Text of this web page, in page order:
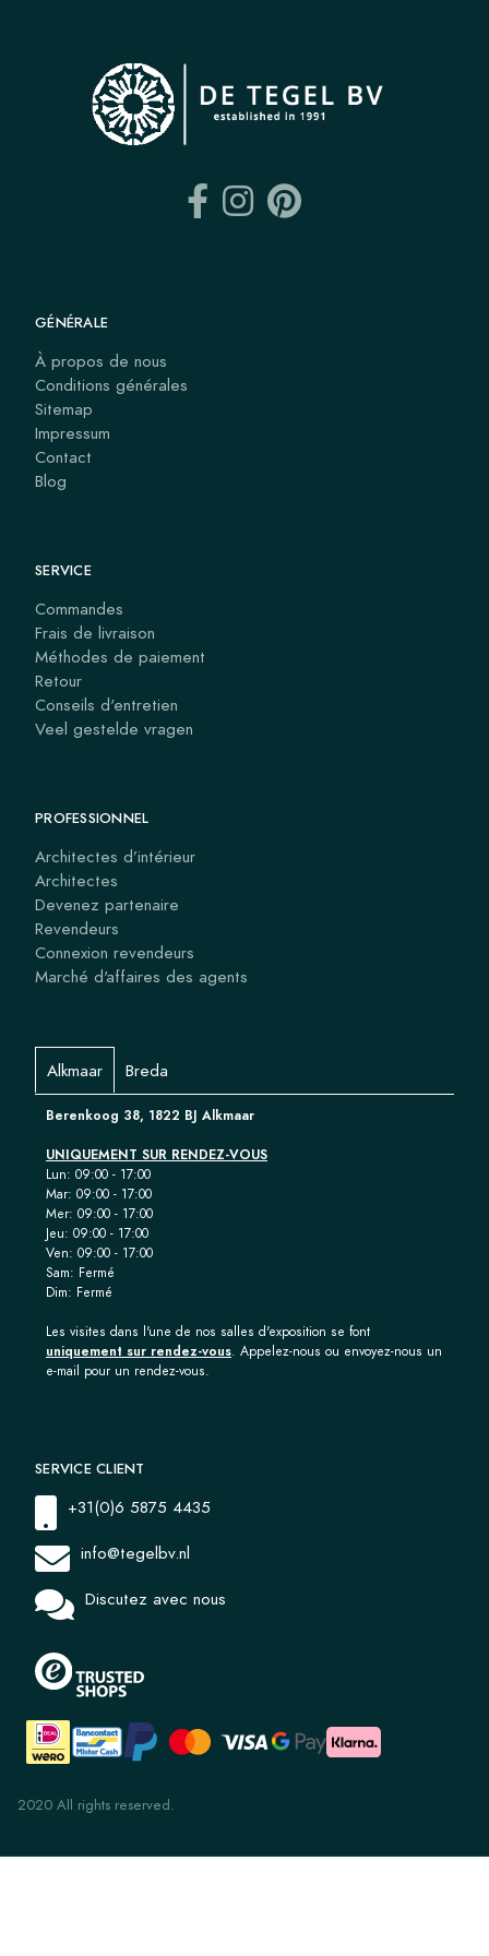
GÉNÉRALE
À propos de nous
Conditions générales
Sitemap
Impressum
Contact
Blog
SERVICE
Commandes
Frais de livraison
Méthodes de paiement
Retour
Conseils d'entretien
Veel gestelde vragen
PROFESSIONNEL
Architectes d’intérieur
Architectes
Devenez partenaire
Revendeurs
Connexion revendeurs
Marché d'affaires des agents
Alkmaar Breda
Berenkoog 38, 1822 BJ Alkmaar
UNIQUEMENT SUR RENDEZ-VOUS
Lun: 09:00 - 17:00
Mar: 09:00 - 17:00
Mer: 09:00 - 17:00
Jeu: 09:00 - 17:00
Ven: 09:00 - 17:00
Sam: Fermé
Dim: Fermé
Les visites dans l'une de nos salles d'exposition se font
uniquement sur rendez-vous. Appelez-nous ou envoyez-nous un
e-mail pour un rendez-vous.
SERVICE CLIENT
+31(0)6 5875 4435
info@tegelbv.nl
Discutez avec nous
2020 All rights reserved.